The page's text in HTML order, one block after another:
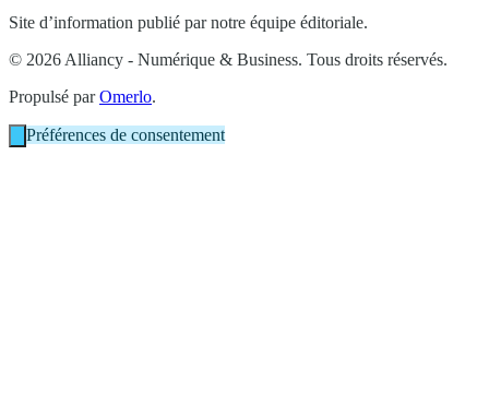
Site d’information publié par notre équipe éditoriale.
© 2026 Alliancy - Numérique & Business. Tous droits réservés.
Propulsé parOmerlo.
Préférences de consentement